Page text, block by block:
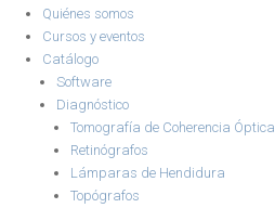
Quiénes somos
Cursos y eventos
Catálogo
Software
Diagnóstico
Tomografía de Coherencia Óptica
Retinógrafos
Lámparas de Hendidura
Topógrafos